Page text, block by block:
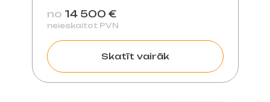
no 14 500 €
neieskaitot PVN
Skatīt vairāk